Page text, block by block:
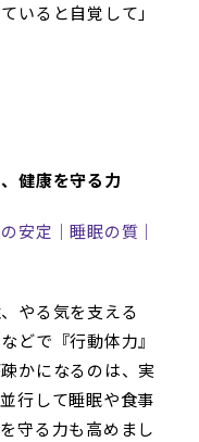
いると自覚して」
健康を守る力
安定｜睡眠の質｜
やる気を支える
どで『行動体力』
かになるのは、実
行して睡眠や食事
守る力も高めまし